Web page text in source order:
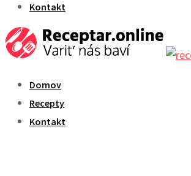
Kontakt
Domov
Recepty
Kontakt